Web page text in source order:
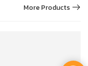
More Products